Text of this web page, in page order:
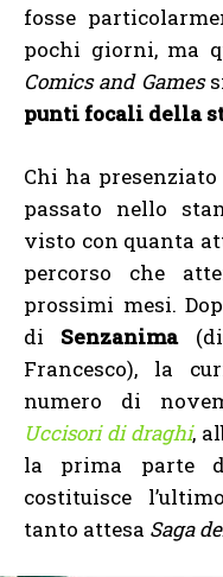
fosse
pochi giorni, ma
Comics and Games
punti focali della
Chi ha
passato nello
visto con quanta
percorso che
prossimi mesi.
di Senzanima
Francesco), la
numero di
Uccisori di draghi,
la prima parte
costituisce
tanto attesa Saga